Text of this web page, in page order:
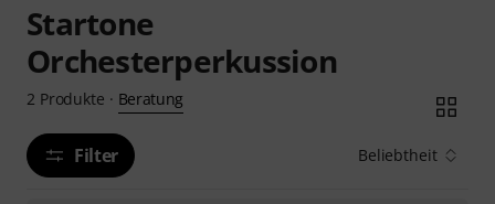
Startone
Orchesterperkussion
2 Produkte · Beratung
Filter Beliebtheit